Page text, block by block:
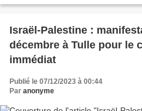
Israël-Palestine :
décembre à Tulle pour le
immédiat
Publié le 07/12/2023 à 00:44
Par anonyme